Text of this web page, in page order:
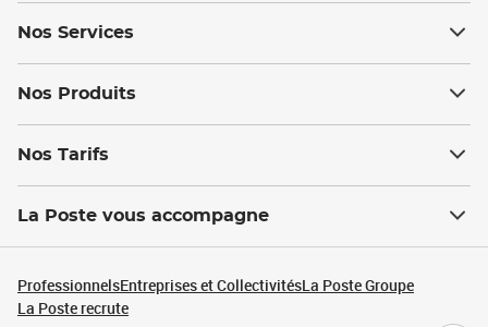
Nos Services
Nos Produits
Nos Tarifs
La Poste vous accompagne
ProfessionnelsEntreprises et CollectivitésLa Poste Groupe
La Poste recrute